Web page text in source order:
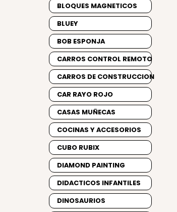
BLOQUES MAGNETICOS
BLUEY
BOB ESPONJA
CARROS CONTROL REMOTO
CARROS DE CONSTRUCCION
CAR RAYO ROJO
CASAS MUÑECAS
COCINAS Y ACCESORIOS
CUBO RUBIX
DIAMOND PAINTING
DIDACTICOS INFANTILES
DINOSAURIOS